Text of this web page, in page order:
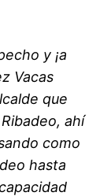
y ¡a
Vacas
que
ahí
como
hasta